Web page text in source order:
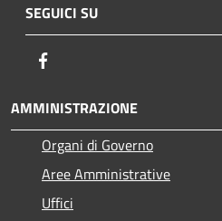
SEGUICI SU
AMMINISTRAZIONE
Organi di Governo
Aree Amministrative
Uffici